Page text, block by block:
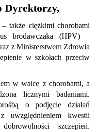
Dyrektorzy,
także ciężkimi chorobami
brodawczaka (HPV) –
z Ministerstwem Zdrowia
w szkołach przeciw
w walce z chorobami, a
licznymi badaniami.
o podjęcie działań
uwzględnieniem kwestii
szczepień.